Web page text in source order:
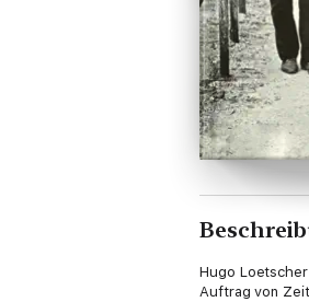
Hugo
Auftrag von